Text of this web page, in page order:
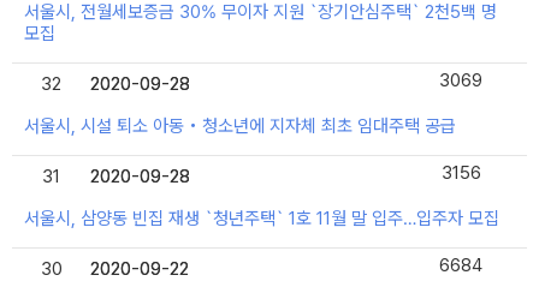
서울시, 전월세보증금 30% 무이자 지원 `장기안심주택` 2천5백 명
모집
32
서울시, 시설 퇴소 아동‧청소년에 지자체 최초 임대주택 공급
2020-09-28
2020-09-28 3069
31
서울시, 삼양동 빈집 재생 `청년주택` 1호 11월 말 입주…입주자 모집
2020-09-28
2020-09-28 3156
30
2020-09-22
2020-09-22 6684